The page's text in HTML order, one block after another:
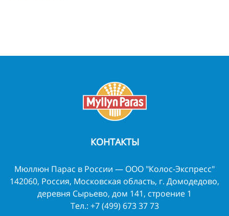
КОНТАКТЫ
Мюллюн Парас в России — ООО "Колос-Экспресс"
142060, Россия, Московская область, г. Домодедово,
деревня Сырьево, дом 141, строение 1
Тел.: +7 (499) 673 37 73